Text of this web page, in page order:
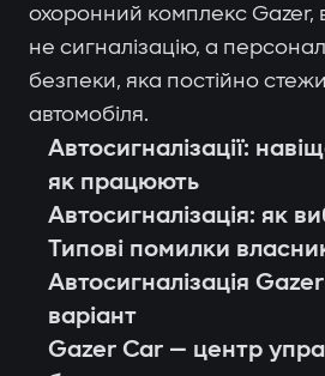
охоронний комплекс Gazer,
не сигналізацію, а
безпеки, яка постійно
автомобіля.
Автосигналізації:
як працюють
Автосигналізація: як
Типові помилки
Автосигналізація
варіант
Gazer Car — центр